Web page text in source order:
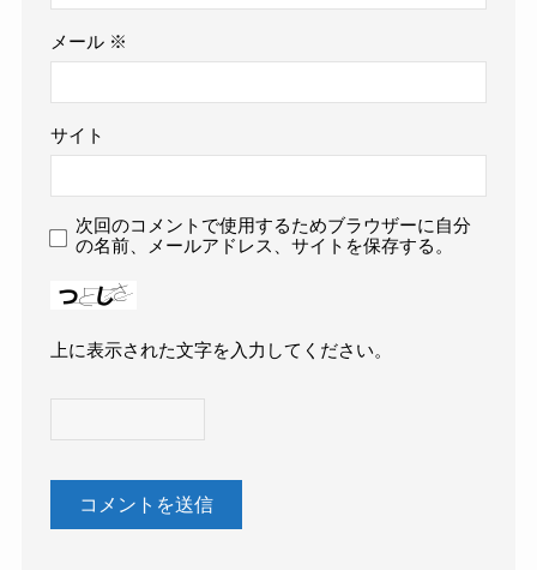
メール ※
サイト
次回のコメントで使用するためブラウザーに自分
の名前、メールアドレス、サイトを保存する。
上に表示された文字を入力してください。